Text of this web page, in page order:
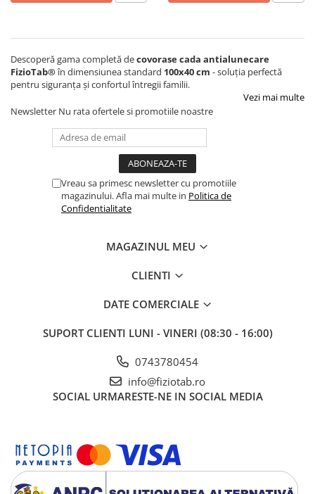
Descoperă gama completă decovorase cada antialunecare
FizioTab®în dimensiunea standard 100x40 cm - soluția perfectă
pentru siguranța și confortul întregii familii.
Vezi mai multe
Newsletter Nu rata ofertele si promotiile noastre
Vreau sa primesc newsletter cu promotiile
magazinului. Afla mai multe in Politica de
Confidentialitate
MAGAZINUL MEU
CLIENTI
DATE COMERCIALE
SUPORT CLIENTI LUNI - VINERI (08:30 - 16:00)
0743780454
info@fiziotab.ro
SOCIAL URMARESTE-NE IN SOCIAL MEDIA